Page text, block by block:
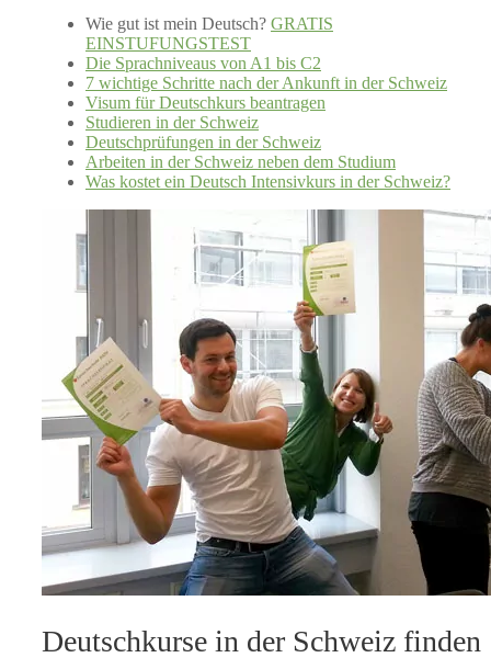
Wie gut ist mein Deutsch? GRATIS
EINSTUFUNGSTEST
Die Sprachniveaus von A1 bis C2
7 wichtige Schritte nach der Ankunft in der Schweiz
Visum für Deutschkurs beantragen
Studieren in der Schweiz
Deutschprüfungen in der Schweiz
Arbeiten in der Schweiz neben dem Studium
Was kostet ein Deutsch Intensivkurs in der Schweiz?
Deutschkurse in der Schweiz finden